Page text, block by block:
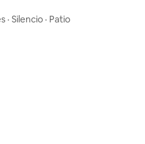
8 reseñas
· Silencio · Patio